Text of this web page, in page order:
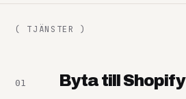
( TJÄNSTER )
01 Byta till Shopify